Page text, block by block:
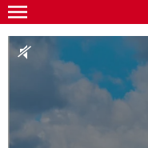
Skip
to
main
Gwiazdy
Uroda